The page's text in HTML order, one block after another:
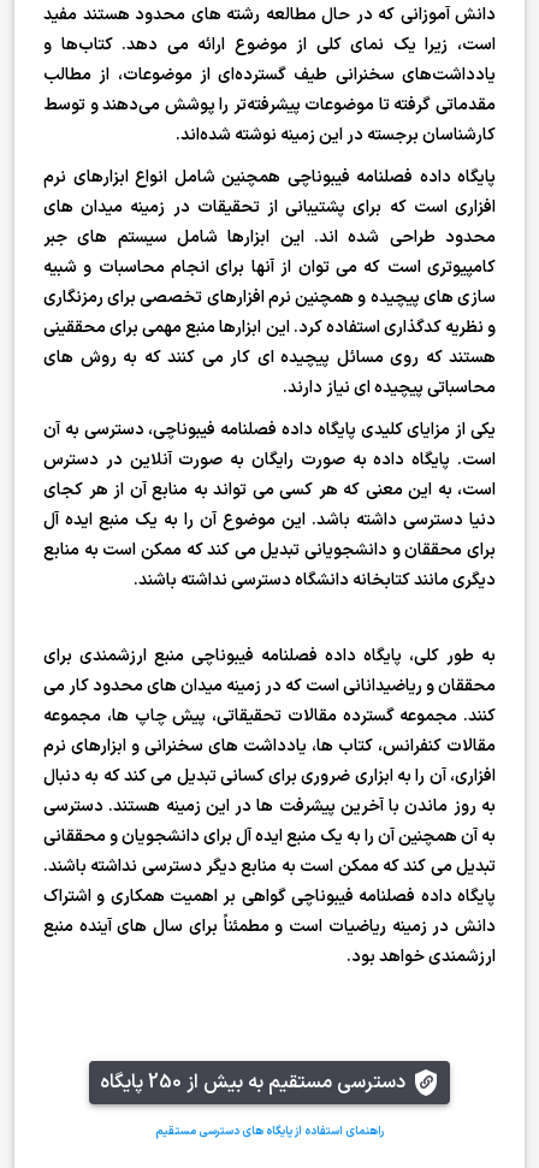
دانش آموزانی که در حال مطالعه رشته های محدود هستند مفید
است، زیرا یک نمای کلی از موضوع ارائه می دهد. کتاب‌ها و
یادداشت‌های سخنرانی طیف گسترده‌ای از موضوعات، از مطالب
مقدماتی گرفته تا موضوعات پیشرفته‌تر را پوشش می‌دهند و توسط
کارشناسان برجسته در این زمینه نوشته شده‌اند.
پایگاه داده فصلنامه فیبوناچی همچنین شامل انواع ابزارهای نرم
افزاری است که برای پشتیبانی از تحقیقات در زمینه میدان های
محدود طراحی شده اند. این ابزارها شامل سیستم های جبر
کامپیوتری است که می توان از آنها برای انجام محاسبات و شبیه
سازی های پیچیده و همچنین نرم افزارهای تخصصی برای رمزنگاری
و نظریه کدگذاری استفاده کرد. این ابزارها منبع مهمی برای محققینی
هستند که روی مسائل پیچیده ای کار می کنند که به روش های
محاسباتی پیچیده ای نیاز دارند.
یکی از مزایای کلیدی پایگاه داده فصلنامه فیبوناچی، دسترسی به آن
است. پایگاه داده به صورت رایگان به صورت آنلاین در دسترس
است، به این معنی که هر کسی می تواند به منابع آن از هر کجای
دنیا دسترسی داشته باشد. این موضوع آن را به یک منبع ایده آل
برای محققان و دانشجویانی تبدیل می کند که ممکن است به منابع
دیگری مانند کتابخانه دانشگاه دسترسی نداشته باشند.
به طور کلی، پایگاه داده فصلنامه فیبوناچی منبع ارزشمندی برای
محققان و ریاضیدانانی است که در زمینه میدان های محدود کار می
کنند. مجموعه گسترده مقالات تحقیقاتی، پیش چاپ ها، مجموعه
مقالات کنفرانس، کتاب ها، یادداشت های سخنرانی و ابزارهای نرم
افزاری، آن را به ابزاری ضروری برای کسانی تبدیل می کند که به دنبال
به روز ماندن با آخرین پیشرفت ها در این زمینه هستند. دسترسی
به آن همچنین آن را به یک منبع ایده آل برای دانشجویان و محققانی
تبدیل می کند که ممکن است به منابع دیگر دسترسی نداشته باشند.
پایگاه داده فصلنامه فیبوناچی گواهی بر اهمیت همکاری و اشتراک
دانش در زمینه ریاضیات است و مطمئناً برای سال های آینده منبع
ارزشمندی خواهد بود.
دسترسی مستقیم به بیش از 250 پایگاه
راهنمای استفاده از پایگاه های دسترسی مستقیم